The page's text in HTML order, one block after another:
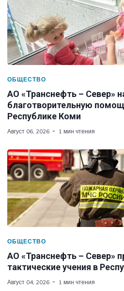
ОБЩЕСТВО
АО «Транснефть – Север»
благотворительную
Республике Коми
Август 06, 2026 1 мин чтения
ОБЩЕСТВО
АО «Транснефть – Север»
тактические учения в
Август 04, 2026 1 мин чтения